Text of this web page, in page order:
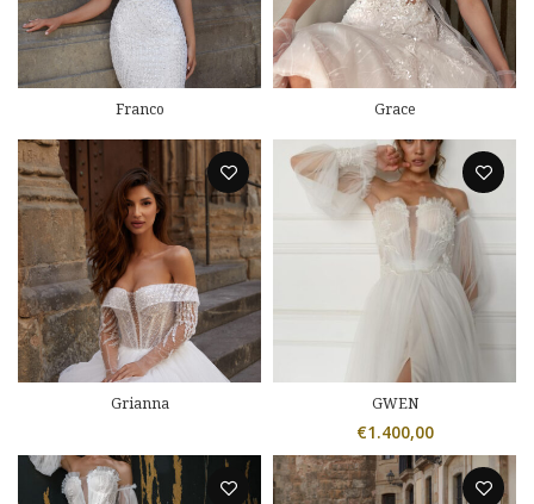
Franco Grace
Grianna GWEN
€1.400,00